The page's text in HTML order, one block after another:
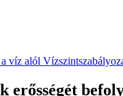
víz alól